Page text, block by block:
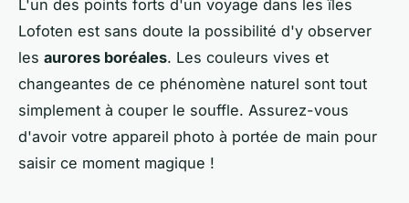
L'un des points forts d'un voyage dans les îles
Lofoten est sans doute la possibilité d'y observer
les aurores boréales. Les couleurs vives et
changeantes de ce phénomène naturel sont tout
simplement à couper le souffle. Assurez-vous
d'avoir votre appareil photo à portée de main pour
saisir ce moment magique !